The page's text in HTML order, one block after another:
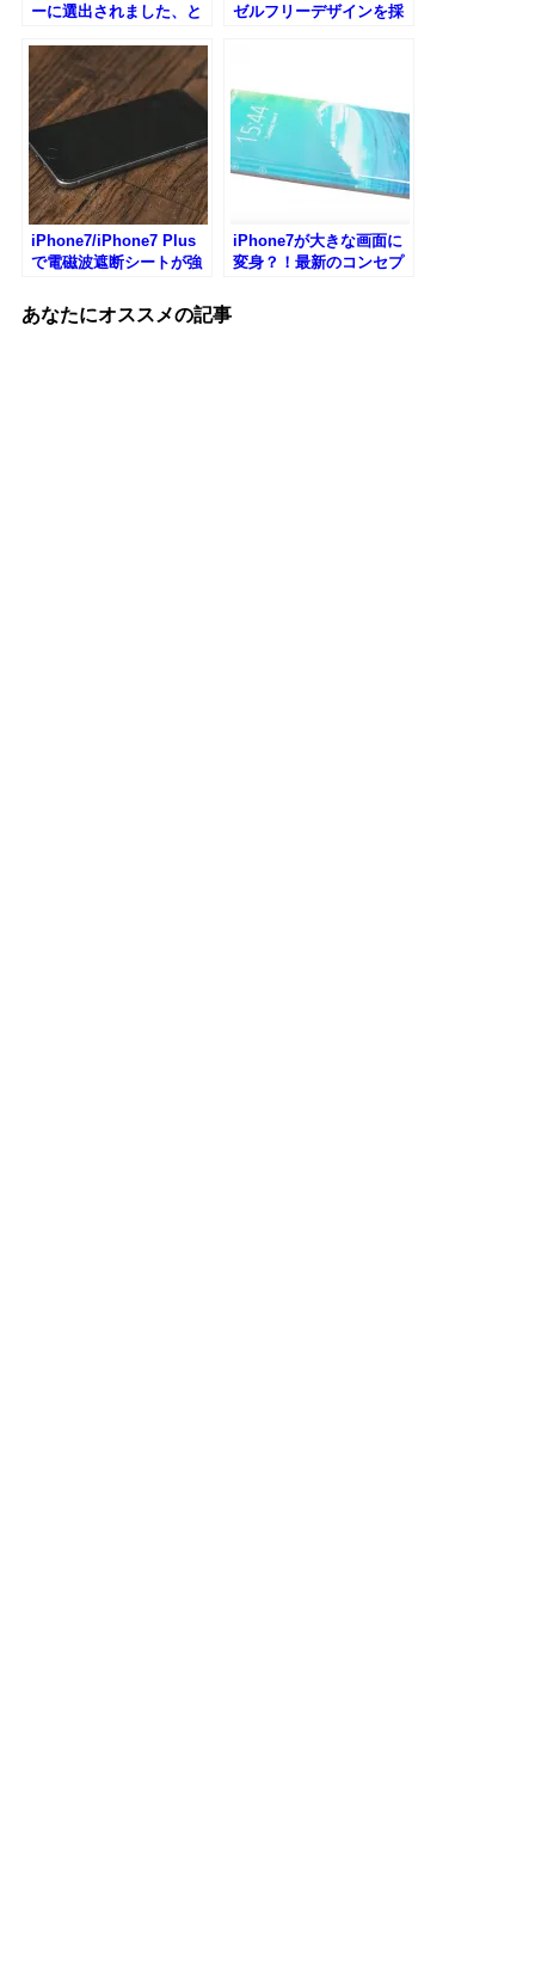
ーに選出されました、と
ゼルフリーデザインを採
iPhone7/iPhone7 Plus
で電磁波遮断シートが強
iPhone7が大きな画面に
変身？！最新のコンセプ
あなたにオススメの記事